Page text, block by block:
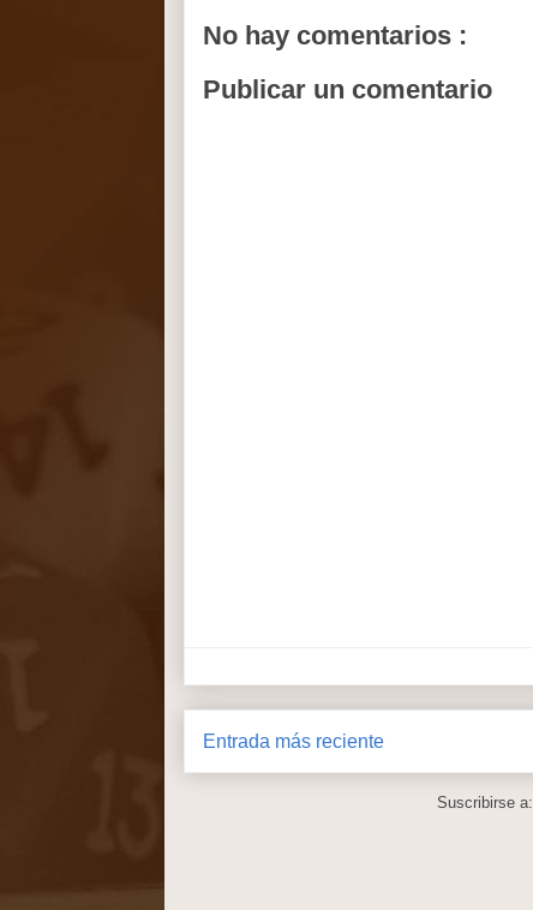
No hay comentarios :
Publicar un comentario
Entrada más reciente
Suscribirse a: